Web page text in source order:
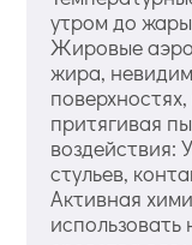
утром до
Жировые
жира,
притягивая
воздействия:
стульев,
Активная